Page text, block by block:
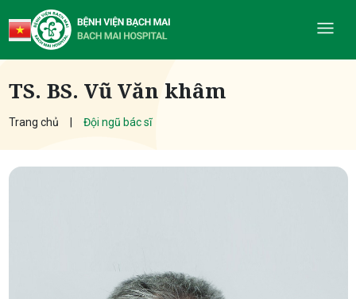
TS. BS. Vũ Văn khâm
Trang chủ Đội ngũ bác sĩ